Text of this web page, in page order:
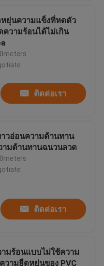
ยุ่นความแข็งที่หดตัว
ความร้อนได้ไม่เกิน
ติดต่อเรา
วอ่อนความต้านทาน
ามต้านทานฉนวนลวด
ติดต่อเรา
มร้อนแบบไม่ใช้ความ
วามยืดหยุ่นของ PVC